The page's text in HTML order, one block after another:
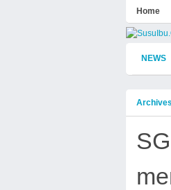
Home
NEWS
Archives